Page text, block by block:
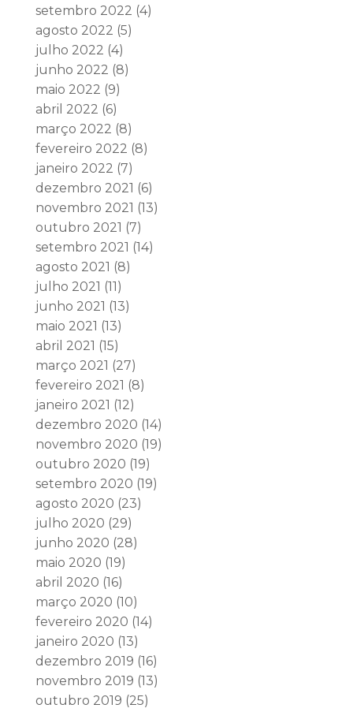
setembro 2022 (4)
agosto 2022 (5)
julho 2022 (4)
junho 2022 (8)
maio 2022 (9)
abril 2022 (6)
março 2022 (8)
fevereiro 2022 (8)
janeiro 2022 (7)
dezembro 2021 (6)
novembro 2021 (13)
outubro 2021 (7)
setembro 2021 (14)
agosto 2021 (8)
julho 2021 (11)
junho 2021 (13)
maio 2021 (13)
abril 2021 (15)
março 2021 (27)
fevereiro 2021 (8)
janeiro 2021 (12)
dezembro 2020 (14)
novembro 2020 (19)
outubro 2020 (19)
setembro 2020 (19)
agosto 2020 (23)
julho 2020 (29)
junho 2020 (28)
maio 2020 (19)
abril 2020 (16)
março 2020 (10)
fevereiro 2020 (14)
janeiro 2020 (13)
dezembro 2019 (16)
novembro 2019 (13)
outubro 2019 (25)